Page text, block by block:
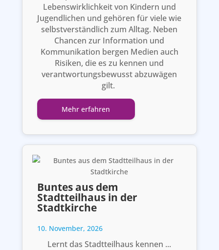
Lebenswirklichkeit von Kindern und
Jugendlichen und gehören für viele wie
selbstverständlich zum Alltag. Neben
Chancen zur Information und
Kommunikation bergen Medien auch
Risiken, die es zu kennen und
verantwortungsbewusst abzuwägen
gilt.
Mehr erfahren
Buntes aus dem
Stadtteilhaus in der
Stadtkirche
10. November, 2026
Lernt das Stadtteilhaus kennen ...